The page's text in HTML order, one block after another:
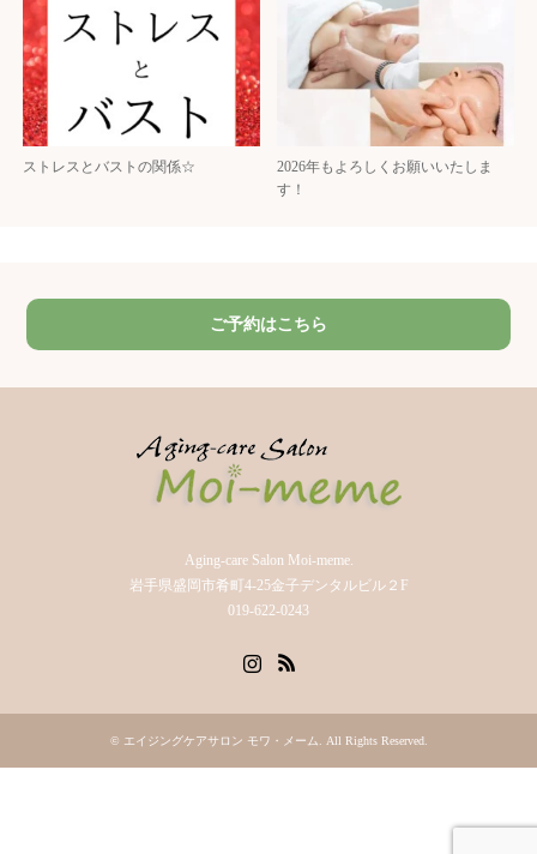
ストレスとバストの関係☆
2026年もよろしくお願いいたしま
す！
ご予約はこちら
Aging-care Salon Moi-meme.
岩手県盛岡市肴町4-25金子デンタルビル２F
019-622-0243
© エイジングケアサロン モワ・メーム . All Rights Reserved.